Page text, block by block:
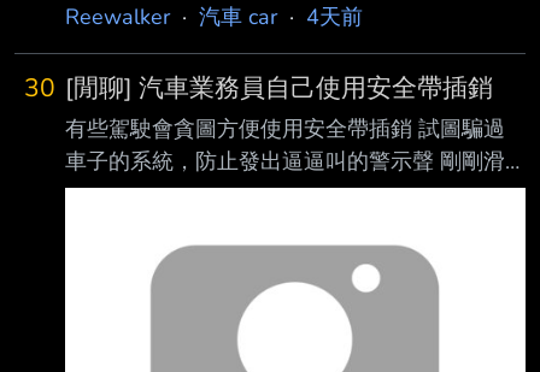
Reewalker· 汽車 car· 4天前
30 [閒聊] 汽車業務員自己使用安全帶插銷
有些駕駛會貪圖方便使用安全帶插銷 試圖騙過
車子的系統，防止發出逼逼叫的警示聲 剛剛滑
脆看到 一般民眾不守規矩也就算了 竟然連汽車
喇喇放到網路上，完全不覺得哪邊有問題
https://i.meee.com.tw/ZkqvDTr.png
https://i.meee.com.tw/4Xd6fGj.png 殊不知，這
根本就是玩命的行為 更顯得這名業務員毫無專